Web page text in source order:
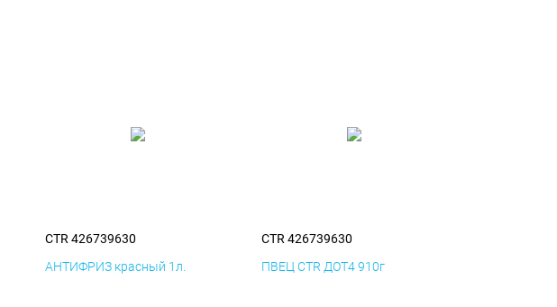
CTR 426739630
АНТИФРИЗ красный 1л.
CTR 426739630
ПВЕЦ CTR ДОТ4 910г